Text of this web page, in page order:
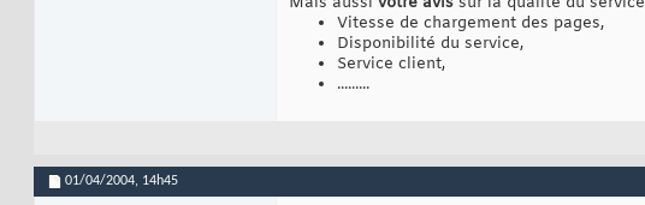
Vitesse de chargement des pages,
Disponibilité du service,
Service client,
.........
01/04/2004, 14h45